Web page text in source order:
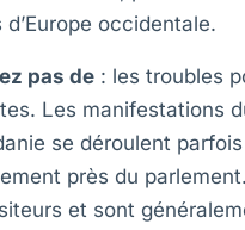
occidentale.
pas de : les troubles
Les manifestations
se déroulent
près du
et sont